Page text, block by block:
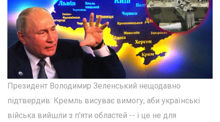
Президент Володимир Зеленський нещодавно
підтвердив: Кремль висуває вимогу, аби українські
війська вийшли з п'яти областей -- і це не для